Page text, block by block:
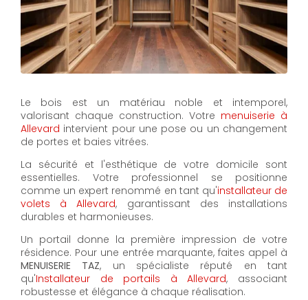
Le bois est un matériau noble et intemporel,
valorisant chaque construction. Votre menuiserie à
Allevard intervient pour une pose ou un changement
de portes et baies vitrées.
La sécurité et l'esthétique de votre domicile sont
essentielles. Votre professionnel se positionne
comme un expert renommé en tant qu'installateur de
volets à Allevard, garantissant des installations
durables et harmonieuses.
Un portail donne la première impression de votre
résidence. Pour une entrée marquante, faites appel à
MENUISERIE TAZ, un spécialiste réputé en tant
qu'Installateur de portails à Allevard, associant
robustesse et élégance à chaque réalisation.